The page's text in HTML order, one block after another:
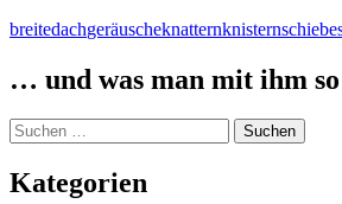
breitedachgeräuscheknatternknisternschiebe
… und was man mit ihm
Suchen
nach:
Kategorien